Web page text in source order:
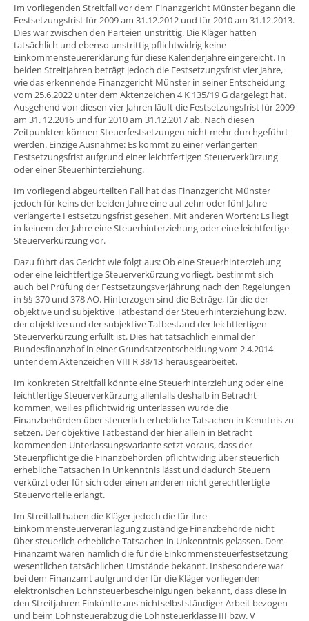
Im vorliegenden Streitfall vor dem Finanzgericht Münster begann die
Festsetzungsfrist für 2009 am 31.12.2012 und für 2010 am 31.12.2013.
Dies war zwischen den Parteien unstrittig. Die Kläger hatten
tatsächlich und ebenso unstrittig pflichtwidrig keine
Einkommensteuererklärung für diese Kalenderjahre eingereicht. In
beiden Streitjahren beträgt jedoch die Festsetzungsfrist vier Jahre,
wie das erkennende Finanzgericht Münster in seiner Entscheidung
vom 25.6.2022 unter dem Aktenzeichen 4 K 135/19 G dargelegt hat.
Ausgehend von diesen vier Jahren läuft die Festsetzungsfrist für 2009
am 31. 12.2016 und für 2010 am 31.12.2017 ab. Nach diesen
Zeitpunkten können Steuerfestsetzungen nicht mehr durchgeführt
werden. Einzige Ausnahme: Es kommt zu einer verlängerten
Festsetzungsfrist aufgrund einer leichtfertigen Steuerverkürzung
oder einer Steuerhinterziehung.
Im vorliegend abgeurteilten Fall hat das Finanzgericht Münster
jedoch für keins der beiden Jahre eine auf zehn oder fünf Jahre
verlängerte Festsetzungsfrist gesehen. Mit anderen Worten: Es liegt
in keinem der Jahre eine Steuerhinterziehung oder eine leichtfertige
Steuerverkürzung vor.
Dazu führt das Gericht wie folgt aus: Ob eine Steuerhinterziehung
oder eine leichtfertige Steuerverkürzung vorliegt, bestimmt sich
auch bei Prüfung der Festsetzungsverjährung nach den Regelungen
in §§ 370 und 378 AO. Hinterzogen sind die Beträge, für die der
objektive und subjektive Tatbestand der Steuerhinterziehung bzw.
der objektive und der subjektive Tatbestand der leichtfertigen
Steuerverkürzung erfüllt ist. Dies hat tatsächlich einmal der
Bundesfinanzhof in einer Grundsatzentscheidung vom 2.4.2014
unter dem Aktenzeichen VIII R 38/13 herausgearbeitet.
Im konkreten Streitfall könnte eine Steuerhinterziehung oder eine
leichtfertige Steuerverkürzung allenfalls deshalb in Betracht
kommen, weil es pflichtwidrig unterlassen wurde die
Finanzbehörden über steuerlich erhebliche Tatsachen in Kenntnis zu
setzen. Der objektive Tatbestand der hier allein in Betracht
kommenden Unterlassungsvariante setzt voraus, dass der
Steuerpflichtige die Finanzbehörden pflichtwidrig über steuerlich
erhebliche Tatsachen in Unkenntnis lässt und dadurch Steuern
verkürzt oder für sich oder einen anderen nicht gerechtfertigte
Steuervorteile erlangt.
Im Streitfall haben die Kläger jedoch die für ihre
Einkommensteuerveranlagung zuständige Finanzbehörde nicht
über steuerlich erhebliche Tatsachen in Unkenntnis gelassen. Dem
Finanzamt waren nämlich die für die Einkommensteuerfestsetzung
wesentlichen tatsächlichen Umstände bekannt. Insbesondere war
bei dem Finanzamt aufgrund der für die Kläger vorliegenden
elektronischen Lohnsteuerbescheinigungen bekannt, dass diese in
den Streitjahren Einkünfte aus nichtselbstständiger Arbeit bezogen
und beim Lohnsteuerabzug die Lohnsteuerklasse III bzw. V